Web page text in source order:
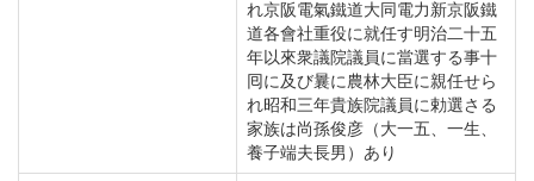
れ京阪電氣鐵道大同電力新京阪鐵
道各會社重役に就任す明治二十五
年以來衆議院議員に當選する事十
囘に及び曩に農林大臣に親任せら
れ昭和三年貴族院議員に勅選さる
家族は尚孫俊彦（大一五、一生、
養子端夫長男）あり